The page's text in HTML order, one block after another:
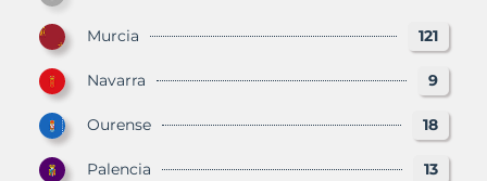
Murcia 121
Navarra 9
Ourense 18
Palencia 13